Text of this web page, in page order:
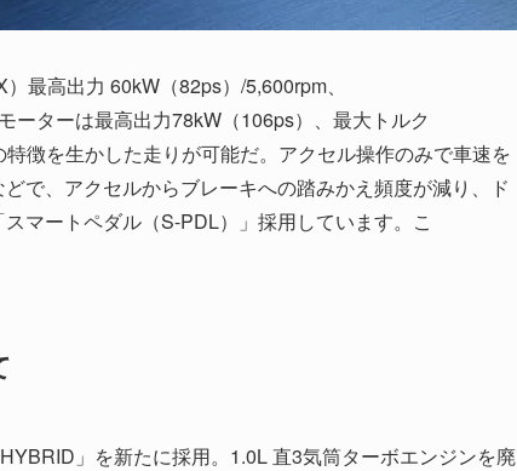
最高出力 60kW（82ps）/5,600rpm、
ーターは最高出力78kW（106ps）、最大トルク
徴を生かした走りが可能だ。アクセル操作のみで車速を
で、アクセルからブレーキへの踏みかえ頻度が減り、ド
マートペダル（S-PDL）」採用しています。こ
」を新たに採用。1.0L 直3気筒ターボエンジンを廃